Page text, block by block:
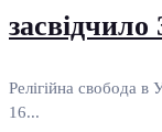
Релігійна свобода в
16...